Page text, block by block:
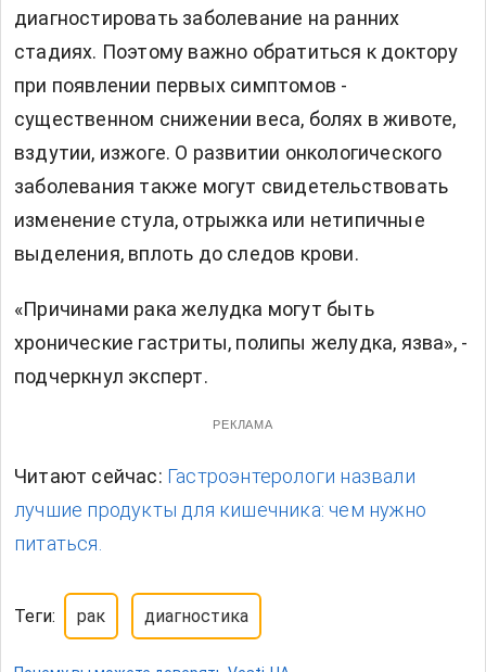
диагностировать заболевание на ранних
стадиях. Поэтому важно обратиться к доктору
при появлении первых симптомов -
существенном снижении веса, болях в животе,
вздутии, изжоге. О развитии онкологического
заболевания также могут свидетельствовать
изменение стула, отрыжка или нетипичные
выделения, вплоть до следов крови.
«Причинами рака желудка могут быть
хронические гастриты, полипы желудка, язва», -
подчеркнул эксперт.
РЕКЛАМА
Читают сейчас: Гастроэнтерологи назвали
лучшие продукты для кишечника: чем нужно
питаться.
Теги: рак диагностика